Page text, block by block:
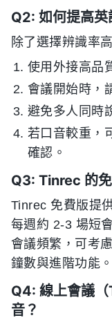
Q2: 如何提高英
除了選擇辨識率
使用外接高品
會議開始時，
避免多人同時
若口音較重，
確認。
Q3: Tinrec 的
Tinrec 免費版提
每週約 2-3 場短
會議頻繁，可考
鐘數與進階功能。
Q4: 線上會議
音？